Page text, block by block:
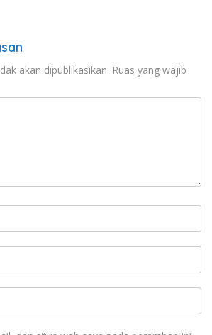
akan dipublikasikan. Ruas yang wajib